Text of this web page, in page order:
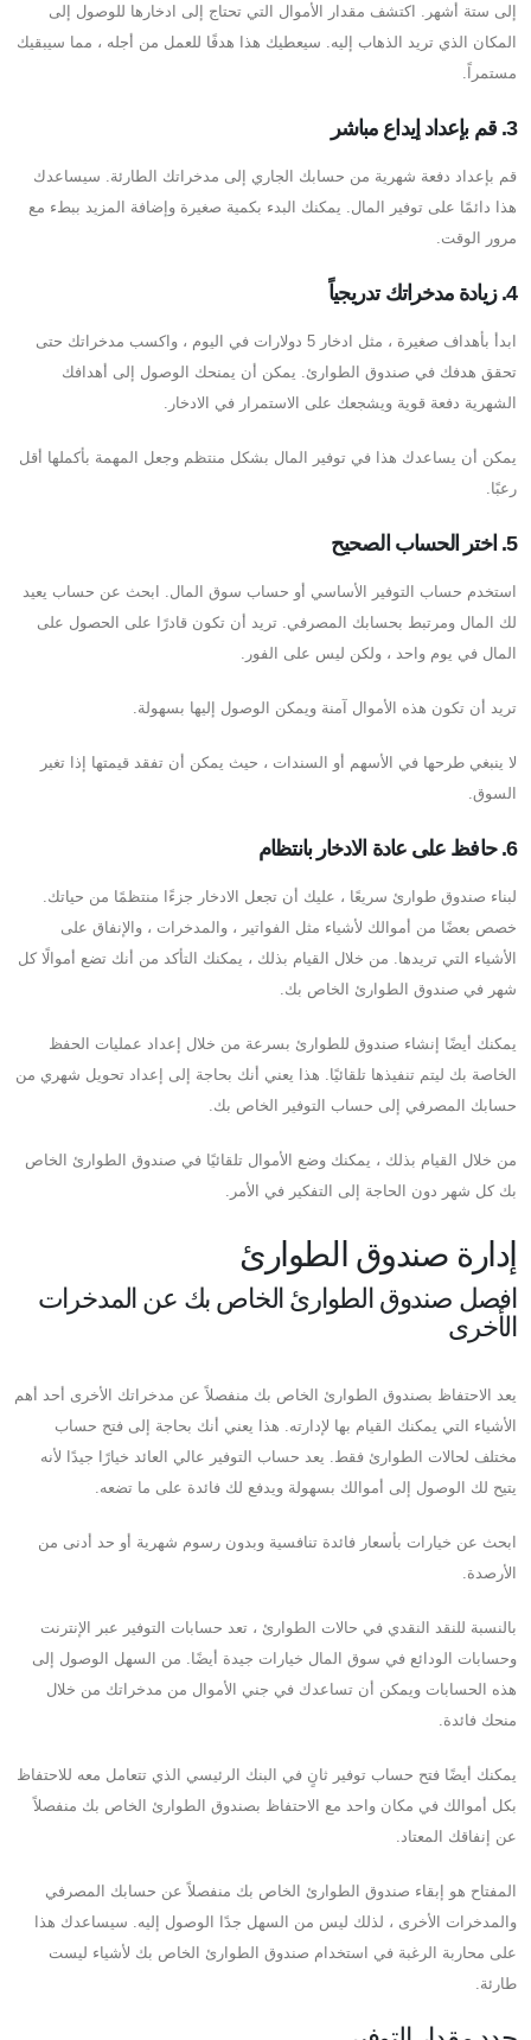
إلى ستة أشهر. اكتشف مقدار الأموال التي تحتاج إلى ادخارها للوصول إلى
المكان الذي تريد الذهاب إليه. سيعطيك هذا هدفًا للعمل من أجله ، مما سيبقيك
مستمراً.
3. قم بإعداد إيداع مباشر
قم بإعداد دفعة شهرية من حسابك الجاري إلى مدخراتك الطارئة. سيساعدك
هذا دائمًا على توفير المال. يمكنك البدء بكمية صغيرة وإضافة المزيد ببطء مع
مرور الوقت.
4. زيادة مدخراتك تدريجياً
ابدأ بأهداف صغيرة ، مثل ادخار 5 دولارات في اليوم ، واكسب مدخراتك حتى
تحقق هدفك في صندوق الطوارئ. يمكن أن يمنحك الوصول إلى أهدافك
الشهرية دفعة قوية ويشجعك على الاستمرار في الادخار.
يمكن أن يساعدك هذا في توفير المال بشكل منتظم وجعل المهمة بأكملها أقل
رعبًا.
5. اختر الحساب الصحيح
استخدم حساب التوفير الأساسي أو حساب سوق المال. ابحث عن حساب يعيد
لك المال ومرتبط بحسابك المصرفي. تريد أن تكون قادرًا على الحصول على
المال في يوم واحد ، ولكن ليس على الفور.
تريد أن تكون هذه الأموال آمنة ويمكن الوصول إليها بسهولة.
لا ينبغي طرحها في الأسهم أو السندات ، حيث يمكن أن تفقد قيمتها إذا تغير
السوق.
6. حافظ على عادة الادخار بانتظام
لبناء صندوق طوارئ سريعًا ، عليك أن تجعل الادخار جزءًا منتظمًا من حياتك.
خصص بعضًا من أموالك لأشياء مثل الفواتير ، والمدخرات ، والإنفاق على
الأشياء التي تريدها. من خلال القيام بذلك ، يمكنك التأكد من أنك تضع أموالًا كل
شهر في صندوق الطوارئ الخاص بك.
يمكنك أيضًا إنشاء صندوق للطوارئ بسرعة من خلال إعداد عمليات الحفظ
الخاصة بك ليتم تنفيذها تلقائيًا. هذا يعني أنك بحاجة إلى إعداد تحويل شهري من
حسابك المصرفي إلى حساب التوفير الخاص بك.
من خلال القيام بذلك ، يمكنك وضع الأموال تلقائيًا في صندوق الطوارئ الخاص
بك كل شهر دون الحاجة إلى التفكير في الأمر.
إدارة صندوق الطوارئ
افصل صندوق الطوارئ الخاص بك عن المدخرات
الأخرى
يعد الاحتفاظ بصندوق الطوارئ الخاص بك منفصلاً عن مدخراتك الأخرى أحد أهم
الأشياء التي يمكنك القيام بها لإدارته. هذا يعني أنك بحاجة إلى فتح حساب
مختلف لحالات الطوارئ فقط. يعد حساب التوفير عالي العائد خيارًا جيدًا لأنه
يتيح لك الوصول إلى أموالك بسهولة ويدفع لك فائدة على ما تضعه.
ابحث عن خيارات بأسعار فائدة تنافسية وبدون رسوم شهرية أو حد أدنى من
الأرصدة.
بالنسبة للنقد النقدي في حالات الطوارئ ، تعد حسابات التوفير عبر الإنترنت
وحسابات الودائع في سوق المال خيارات جيدة أيضًا. من السهل الوصول إلى
هذه الحسابات ويمكن أن تساعدك في جني الأموال من مدخراتك من خلال
منحك فائدة.
يمكنك أيضًا فتح حساب توفير ثانٍ في البنك الرئيسي الذي تتعامل معه للاحتفاظ
بكل أموالك في مكان واحد مع الاحتفاظ بصندوق الطوارئ الخاص بك منفصلاً
عن إنفاقك المعتاد.
المفتاح هو إبقاء صندوق الطوارئ الخاص بك منفصلاً عن حسابك المصرفي
والمدخرات الأخرى ، لذلك ليس من السهل جدًا الوصول إليه. سيساعدك هذا
على محاربة الرغبة في استخدام صندوق الطوارئ الخاص بك لأشياء ليست
طارئة.